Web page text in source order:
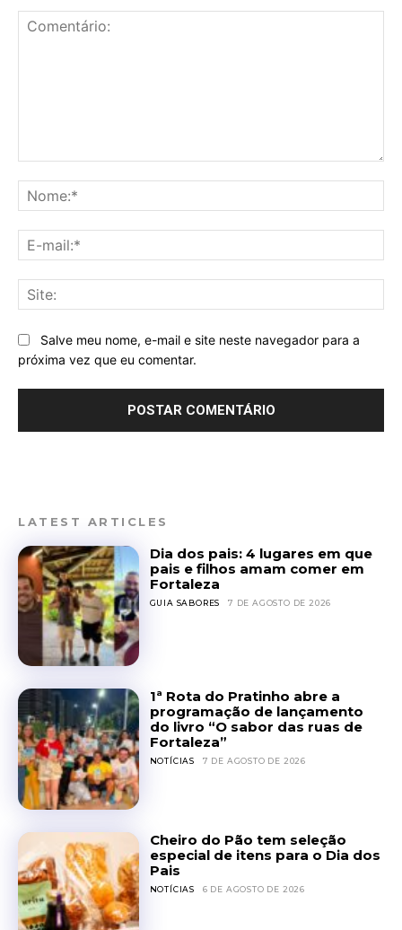
Salve meu nome, e-mail e site neste navegador para a
próxima vez que eu comentar.
LATEST ARTICLES
Dia dos pais: 4 lugares em que
pais e filhos amam comer em
Fortaleza
GUIA SABORES 7 DE AGOSTO DE 2026
1ª Rota do Pratinho abre a
programação de lançamento
do livro “O sabor das ruas de
Fortaleza”
NOTÍCIAS 7 DE AGOSTO DE 2026
Cheiro do Pão tem seleção
especial de itens para o Dia dos
Pais
NOTÍCIAS 6 DE AGOSTO DE 2026